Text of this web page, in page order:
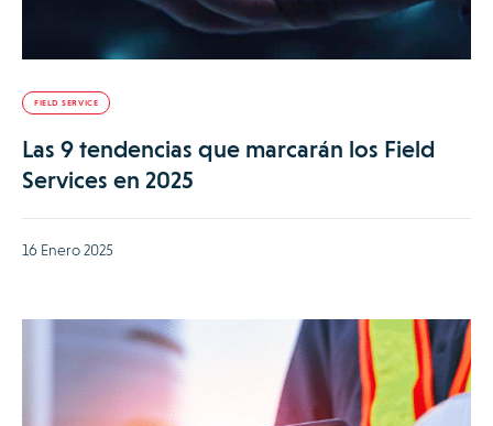
FIELD SERVICE
Las 9 tendencias que marcarán los Field
Services en 2025
16 Enero 2025